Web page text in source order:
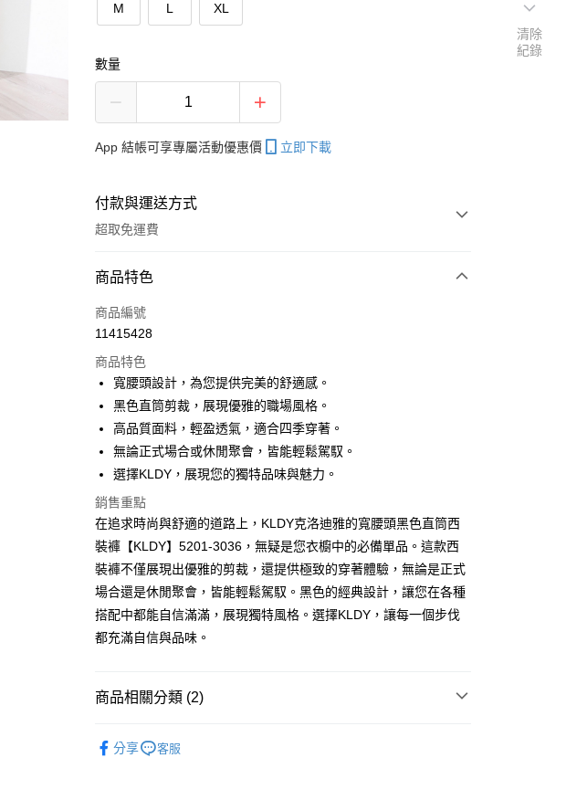
M L XL
數量
App 結帳可享專屬活動優惠價 立即下載
付款與運送方式
超取免運費
付款方式
信用卡一次付款
ATM付款
運送方式
全家取貨付款
免運費
付款後全家取貨
免運費
7-11取貨付款
免運費
付款後7-11取貨
宅配
商品特色
商品編號
11415428
商品特色
寬腰頭設計，為您提供完美的舒適感。
黑色直筒剪裁，展現優雅的職場風格。
高品質面料，輕盈透氣，適合四季穿著。
無論正式場合或休閒聚會，皆能輕鬆駕馭。
選擇KLDY，展現您的獨特品味與魅力。
銷售重點
在追求時尚與舒適的道路上，KLDY克洛迪雅的寬腰頭黑色直筒西
裝褲【KLDY】5201-3036，無疑是您衣櫥中的必備單品。這款西
裝褲不僅展現出優雅的剪裁，還提供極致的穿著體驗，無論是正式
場合還是休閒聚會，皆能輕鬆駕馭。黑色的經典設計，讓您在各種
搭配中都能自信滿滿，展現獨特風格。選擇KLDY，讓每一個步伐
都充滿自信與品味。
商品相關分類 (2)
分享 客服
清除
紀錄